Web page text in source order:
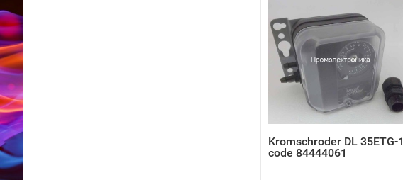
Kromschroder DL 35ETG-1
code 84444061